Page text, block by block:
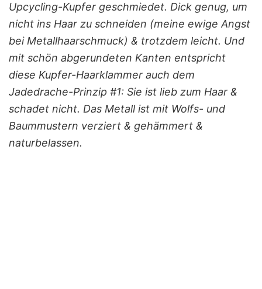
Upcycling-Kupfer geschmiedet. Dick genug, um
nicht ins Haar zu schneiden (meine ewige Angst
bei Metallhaarschmuck) & trotzdem leicht. Und
mit schön abgerundeten Kanten entspricht
diese Kupfer-Haarklammer auch dem
Jadedrache-Prinzip #1: Sie ist lieb zum Haar &
schadet nicht. Das Metall ist mit Wolfs- und
Baummustern verziert & gehämmert &
naturbelassen.